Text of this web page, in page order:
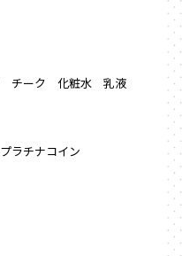
チーク 化粧水
乳液
プラチナコイン